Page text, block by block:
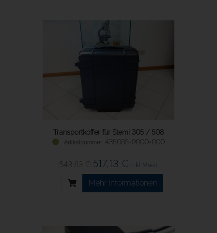
Transportkoffer für Stemi 305 / 508
435065-9000-000
543,83 € 517,13 € inkl. Mwst.
Mehr Informationen